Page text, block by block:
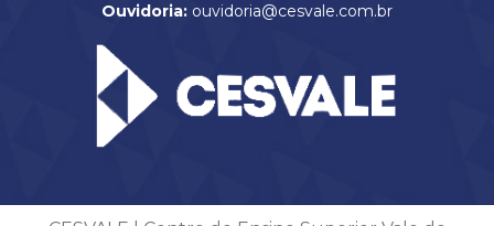
Ouvidoria: ouvidoria@cesvale.com.br